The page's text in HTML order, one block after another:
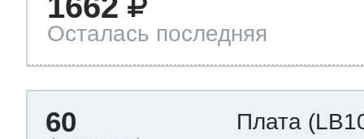
Осталась последняя
60 Плата